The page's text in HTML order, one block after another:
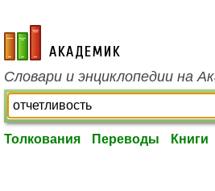
academic.ru
Словари и энциклопедии на
Толкования Переводы Книги